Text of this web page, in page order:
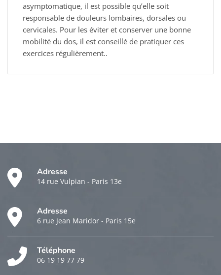
asymptomatique, il est possible qu’elle soit
responsable de douleurs lombaires, dorsales ou
cervicales. Pour les éviter et conserver une bonne
mobilité du dos, il est conseillé de pratiquer ces
exercices régulièrement..
Adresse
14 rue Vulpian - Paris 13e
Adresse
6 rue Jean Maridor - Paris 15e
Téléphone
06 19 19 77 79